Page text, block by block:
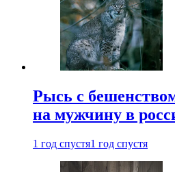
Рысь с
на мужчину в
1 год спустя1 год спустя